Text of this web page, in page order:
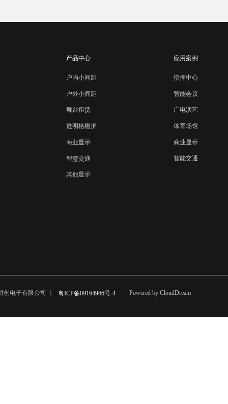
粤ICP备09164966号-4
电子有限公司 ｜
产品中心
户内小间距
户外小间距
舞台租赁
透明格栅屏
商业显示
智慧交通
其他显示
应用案例
指挥中心
智能会议
广电演艺
体育场馆
商业显示
智能交通
Powered by CloudDream